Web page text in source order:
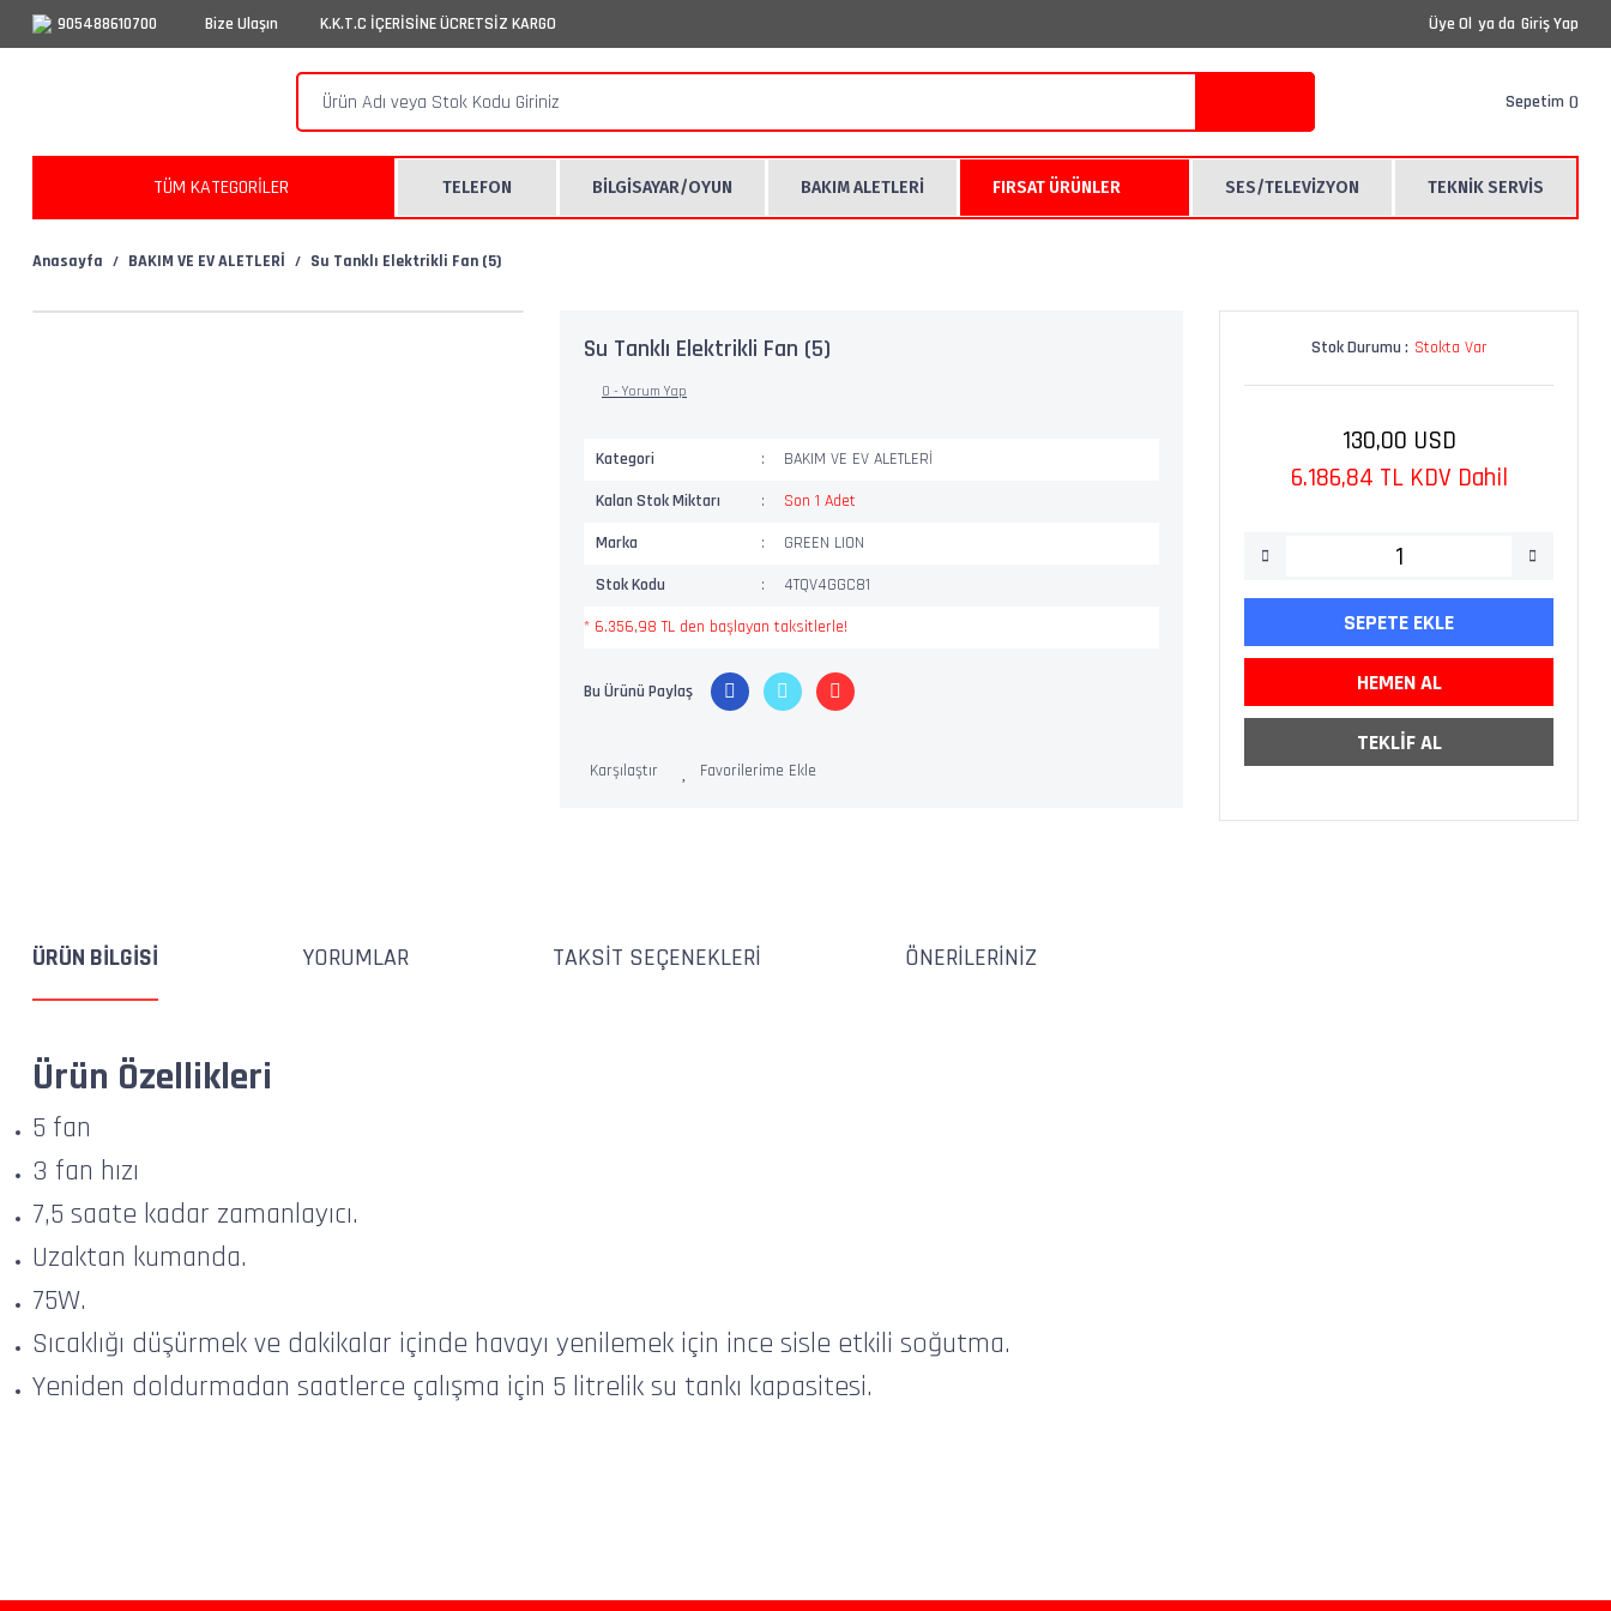
905488610700 Bize Ulaşın K.K.T.C İÇERİSİNE ÜCRETSİZ KARGO Üye Ol ya da Giriş Yap
Sepetim
TÜM KATEGORİLER TELEFON BİLGİSAYAR/OYUN BAKIM ALETLERİ FIRSAT ÜRÜNLER SES/TELEVİZYON TEKNİK SERVİS
Anasayfa BAKIM VE EV ALETLERİ Su Tanklı Elektrikli Fan (5)
Su Tanklı Elektrikli Fan (5)
0 - Yorum Yap
Kategori
BAKIM VE EV ALETLERİ
Kalan Stok Miktarı
Son 1 Adet
Marka
GREEN LION
Stok Kodu
4TQV4GGC81
* 6.356,98 TL den başlayan taksitlerle!
Bu Ürünü Paylaş
Karşılaştır
Stok Durumu : Stokta Var
130,00 USD
6.186,84 TL KDV Dahil
SEPETE EKLE
HEMEN AL
TEKLİF AL
ÜRÜN BILGISI YORUMLAR TAKSIT SEÇENEKLERI ÖNERILERINIZ
Ürün Özellikleri
5 fan
3 fan hızı
7,5 saate kadar zamanlayıcı.
Uzaktan kumanda.
75W.
Sıcaklığı düşürmek ve dakikalar içinde havayı yenilemek için ince sisle etkili soğutma.
Yeniden doldurmadan saatlerce çalışma için 5 litrelik su tankı kapasitesi.
Ürün resmi kalitesiz, bozuk veya görüntülenemiyor.